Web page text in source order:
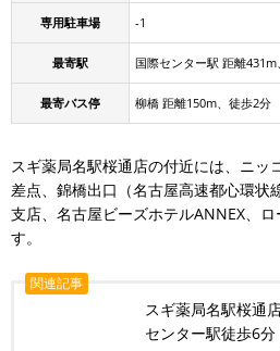
専用駐車場 -1
最寄駅 国際センター駅 距離
最寄バス停 柳橋 距離150m、徒歩2分
スギ薬局名駅桜通店の付近には、ニッ
差点、錦橋出口（名古屋高速都心環状
支店、名古屋ビーズホテルANNEX、
す。
関連記事
スギ薬局名駅桜通
センター駅徒歩6